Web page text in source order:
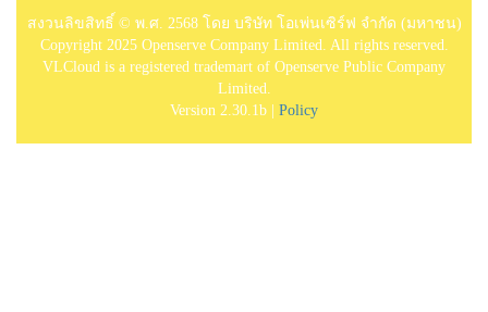
สงวนลิขสิทธิ์ © พ.ศ. 2568 โดย บริษัท โอเพ่นเซิร์ฟ จำกัด (มหาชน)
Copyright 2025 Openserve Company Limited. All rights reserved.
VLCloud is a registered trademart of Openserve Public Company
Limited.
Version 2.30.1b | Policy